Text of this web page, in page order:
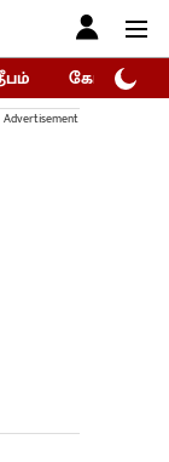
கோகுலம்/
Advertisement